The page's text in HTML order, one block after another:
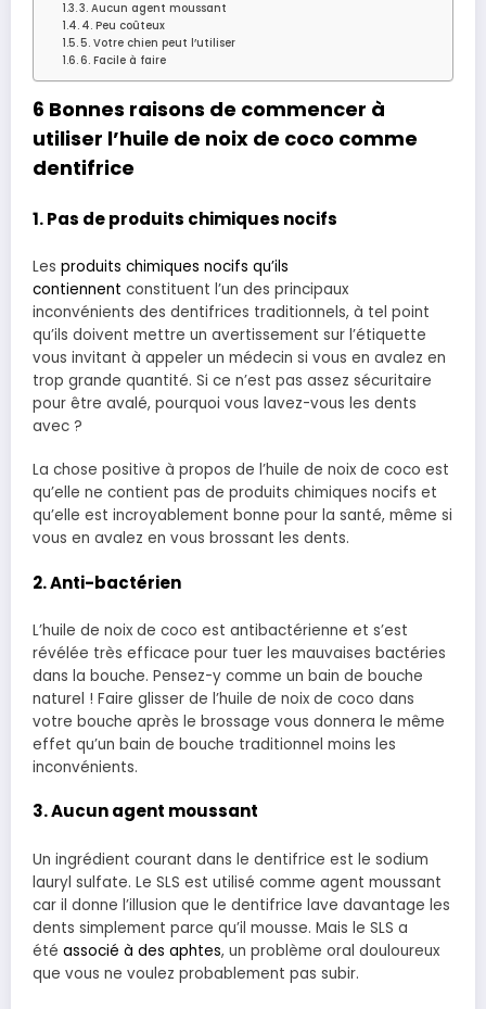
3. Aucun agent moussant
4. Peu coûteux
5. Votre chien peut l’utiliser
6. Facile à faire
6 Bonnes raisons de commencer à
utiliser l’huile de noix de coco comme
dentifrice
1. Pas de produits chimiques nocifs
Les produits chimiques nocifs qu’ils
contiennent constituent l’un des principaux
inconvénients des dentifrices traditionnels, à tel point
qu’ils doivent mettre un avertissement sur l’étiquette
vous invitant à appeler un médecin si vous en avalez en
trop grande quantité. Si ce n’est pas assez sécuritaire
pour être avalé, pourquoi vous lavez-vous les dents
avec ?
La chose positive à propos de l’huile de noix de coco est
qu’elle ne contient pas de produits chimiques nocifs et
qu’elle est incroyablement bonne pour la santé, même si
vous en avalez en vous brossant les dents.
2. Anti-bactérien
L’huile de noix de coco est antibactérienne et s’est
révélée très efficace pour tuer les mauvaises bactéries
dans la bouche. Pensez-y comme un bain de bouche
naturel ! Faire glisser de l’huile de noix de coco dans
votre bouche après le brossage vous donnera le même
effet qu’un bain de bouche traditionnel moins les
inconvénients.
3. Aucun agent moussant
Un ingrédient courant dans le dentifrice est le sodium
lauryl sulfate. Le SLS est utilisé comme agent moussant
car il donne l’illusion que le dentifrice lave davantage les
dents simplement parce qu’il mousse. Mais le SLS a
été associé à des aphtes, un problème oral douloureux
que vous ne voulez probablement pas subir.